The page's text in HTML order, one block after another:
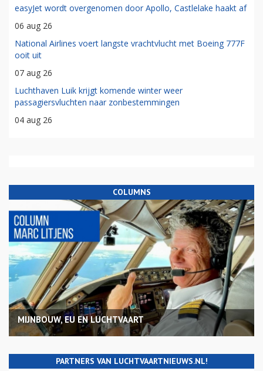
easyJet wordt overgenomen door Apollo, Castlelake haakt af
06 aug 26
National Airlines voert langste vrachtvlucht met Boeing 777F
ooit uit
07 aug 26
Luchthaven Luik krijgt komende winter weer
passagiersvluchten naar zonbestemmingen
04 aug 26
COLUMNS
MIJNBOUW, EU EN LUCHTVAART
PARTNERS VAN LUCHTVAARTNIEUWS.NL!